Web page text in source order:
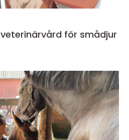
för smådjur